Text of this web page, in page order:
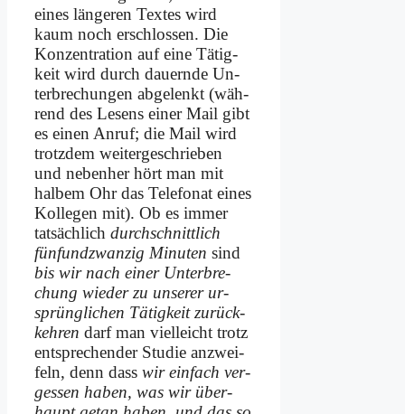
ei­nes län­ge­ren Tex­tes wird
kaum noch er­schlos­sen. Die
Kon­zen­tra­ti­on auf ei­ne Tä­tig­
keit wird durch dau­ern­de Un­
ter­bre­chun­gen ab­ge­lenkt (wäh­
rend des Le­sens ei­ner Mail gibt
es ei­nen An­ruf; die Mail wird
trotz­dem wei­ter­ge­schrie­ben
und ne­ben­her hört man mit
hal­bem Ohr das Te­le­fo­nat ei­nes
Kol­le­gen mit). Ob es im­mer
tat­säch­lich durch­schnitt­lich
fünf­und­zwan­zig Mi­nu­ten sind
bis wir nach ei­ner Un­ter­bre­
chung wie­der zu un­se­rer ur­
sprüng­li­chen Tä­tig­keit zu­rück­
keh­ren darf man viel­leicht trotz
entsprechen­der Stu­die an­zwei­
feln, denn dass wir ein­fach ver­
ges­sen ha­ben, was wir über­